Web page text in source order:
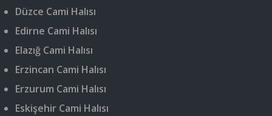
Düzce Cami Halısı
Edirne Cami Halısı
Elazığ Cami Halısı
Erzincan Cami Halısı
Erzurum Cami Halısı
Eskişehir Cami Halısı